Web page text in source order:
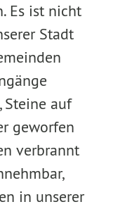
Es ist nicht
Stadt
auf
geworfen
verbrannt
in unserer